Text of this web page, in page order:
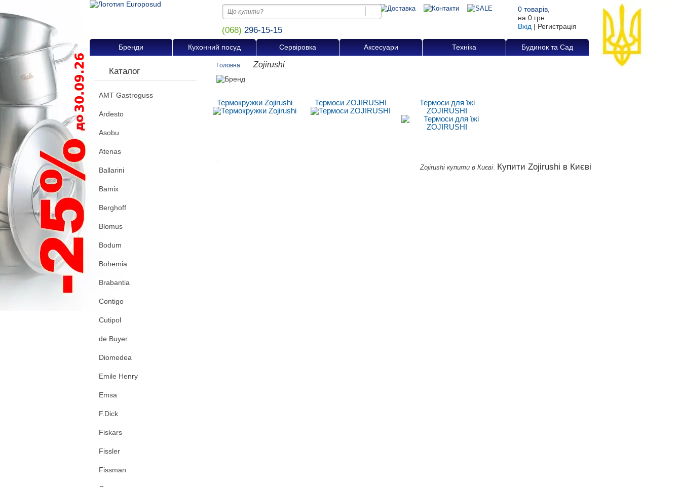
(068) 296-15-15
0 товарів
на 0 грн
Вхід | Регистрація
Бренди Кухонний посуд Сервіровка Аксесуари Техніка Будинок та Сад
Каталог
AMT Gastroguss
Ardesto
Asobu
Atenas
Ballarini
Bamix
Berghoff
Blomus
Bodum
Bohemia
Brabantia
Contigo
Cutipol
de Buyer
Diomedea
Emile Henry
Emsa
F.Dick
Fiskars
Fissler
Fissman
Головна Zojirushi
Термокружки Zojirushi Термоси ZOJIRUSHI
Термоси для їжі
ZOJIRUSHI
Zojirushi купити в Києві Купити Zojirushi в Києві